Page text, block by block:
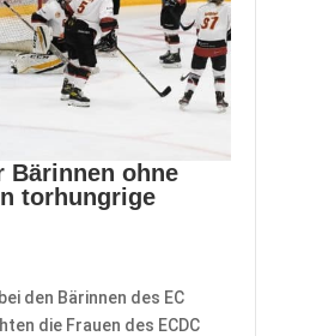
Bärinnen ohne
torhungrige
den Bärinnen des EC
die Frauen des ECDC